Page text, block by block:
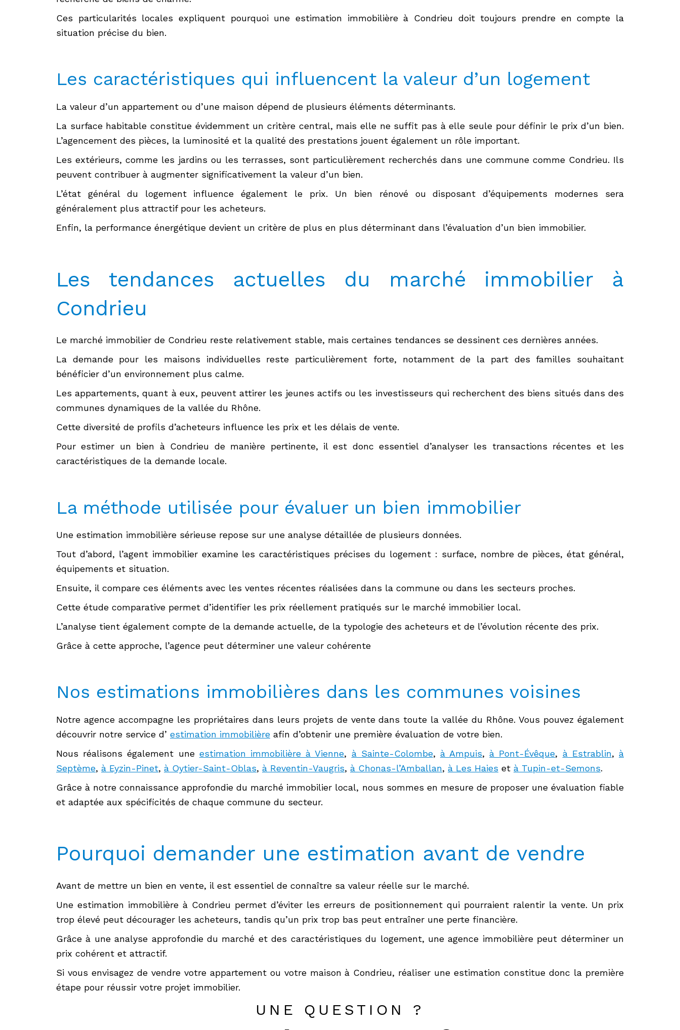
Ces particularités locales expliquent pourquoi une estimation immobilière à Condrieu doit toujours prendre en compte la
situation précise du bien.
Les caractéristiques qui influencent la valeur d’un logement
La valeur d’un appartement ou d’une maison dépend de plusieurs éléments déterminants.
La surface habitable constitue évidemment un critère central, mais elle ne suffit pas à elle seule pour définir le prix d’un bien.
L’agencement des pièces, la luminosité et la qualité des prestations jouent également un rôle important.
Les extérieurs, comme les jardins ou les terrasses, sont particulièrement recherchés dans une commune comme Condrieu. Ils
peuvent contribuer à augmenter significativement la valeur d’un bien.
L’état général du logement influence également le prix. Un bien rénové ou disposant d’équipements modernes sera
généralement plus attractif pour les acheteurs.
Enfin, la performance énergétique devient un critère de plus en plus déterminant dans l’évaluation d’un bien immobilier.
Les tendances actuelles du marché immobilier à
Condrieu
Le marché immobilier de Condrieu reste relativement stable, mais certaines tendances se dessinent ces dernières années.
La demande pour les maisons individuelles reste particulièrement forte, notamment de la part des familles souhaitant
bénéficier d’un environnement plus calme.
Les appartements, quant à eux, peuvent attirer les jeunes actifs ou les investisseurs qui recherchent des biens situés dans des
communes dynamiques de la vallée du Rhône.
Cette diversité de profils d’acheteurs influence les prix et les délais de vente.
Pour estimer un bien à Condrieu de manière pertinente, il est donc essentiel d’analyser les transactions récentes et les
caractéristiques de la demande locale.
La méthode utilisée pour évaluer un bien immobilier
Une estimation immobilière sérieuse repose sur une analyse détaillée de plusieurs données.
Tout d’abord, l’agent immobilier examine les caractéristiques précises du logement : surface, nombre de pièces, état général,
équipements et situation.
Ensuite, il compare ces éléments avec les ventes récentes réalisées dans la commune ou dans les secteurs proches.
Cette étude comparative permet d’identifier les prix réellement pratiqués sur le marché immobilier local.
L’analyse tient également compte de la demande actuelle, de la typologie des acheteurs et de l’évolution récente des prix.
Grâce à cette approche, l’agence peut déterminer une valeur cohérente
Nos estimations immobilières dans les communes voisines
Notre agence accompagne les propriétaires dans leurs projets de vente dans toute la vallée du Rhône. Vous pouvez également
découvrir notre service d’ estimation immobilière afin d’obtenir une première évaluation de votre bien.
Nous réalisons également une estimation immobilière à Vienne, à Sainte-Colombe, à Ampuis,à Pont-Évêque, à Estrablin, à
Septème, à Eyzin-Pinet, à Oytier-Saint-Oblas, à Reventin-Vaugris, à Chonas-l’Amballan, à Les Haies et à Tupin-et-Semons.
Grâce à notre connaissance approfondie du marché immobilier local, nous sommes en mesure de proposer une évaluation fiable
et adaptée aux spécificités de chaque commune du secteur.
Pourquoi demander une estimation avant de vendre
Avant de mettre un bien en vente, il est essentiel de connaître sa valeur réelle sur le marché.
Une estimation immobilière à Condrieu permet d’éviter les erreurs de positionnement qui pourraient ralentir la vente. Un prix
trop élevé peut décourager les acheteurs, tandis qu’un prix trop bas peut entraîner une perte financière.
Grâce à une analyse approfondie du marché et des caractéristiques du logement, une agence immobilière peut déterminer un
prix cohérent et attractif.
Si vous envisagez de vendre votre appartement ou votre maison à Condrieu, réaliser une estimation constitue donc la première
étape pour réussir votre projet immobilier.
UNE QUESTION ?